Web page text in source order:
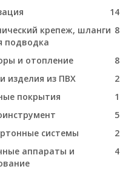
14
крепеж, шланги
подводка
8
и отопление
8
изделия из ПВХ
2
покрытия
1
5
системы
2
аппараты и
4